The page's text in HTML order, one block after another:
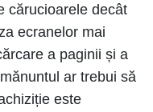
cărucioarele decât
ecranelor mai
a paginii și a
ar trebui să
este